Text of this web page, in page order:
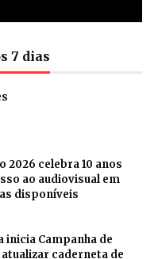
7 dias
2026 celebra 10 anos
ao audiovisual em
disponíveis
inicia Campanha de
caderneta de